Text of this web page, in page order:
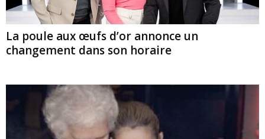
La poule aux œufs d’or annonce un
changement dans son horaire